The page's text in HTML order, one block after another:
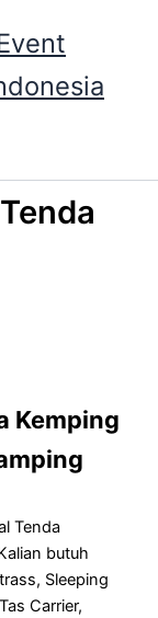
Kemping
Tenda
butuh
Sleeping
Carrier,